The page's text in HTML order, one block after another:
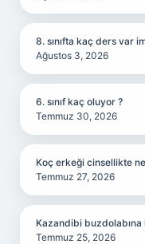
8. sınıfta kaç ders var
Ağustos 3, 2026
6. sınıf kaç oluyor ?
Temmuz 30, 2026
Koç erkeği cinsellikte
Temmuz 27, 2026
Kazandibi buzdolabına
Temmuz 25, 2026